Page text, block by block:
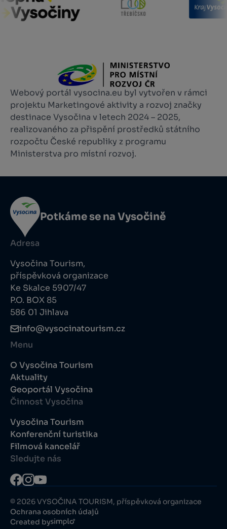
Webový portál vysocina.eu byl vytvořen v rámci
projektu Marketingové aktivity a rozvoj značky
destinace Vysočina v letech 2024 – 2025,
realizovaného za přispění prostředků státního
rozpočtu České republiky z programu
Ministerstva pro místní rozvoj.
Potkáme se na Vysočině
Adresa
Vysočina Tourism,
příspěvková organizace
Ke Skalce 5907/47
P.O. BOX 85
586 01 Jihlava
info@vysocinatourism.cz
Menu
O Vysočina Tourism
Aktuality
Geoportál Vysočina
Činnost Vysočina
Vysočina Tourism
Konferenční turistika
Filmová kancelář
Sledujte nás
© 2026 VYSOČINA TOURISM, příspěvková organizace
Ochrana osobních údajů
Created by